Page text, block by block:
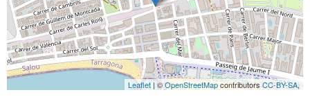
Leaflet | ©OpenStreetMapcontributorsCC-BY-SA,